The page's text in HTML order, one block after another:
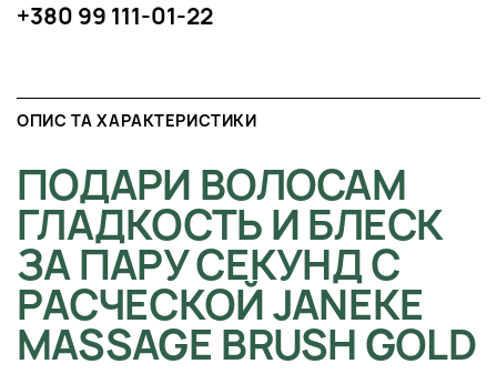
+380 99 111-01-22
ОПИС ТА ХАРАКТЕРИСТИКИ
ПОДАРИ ВОЛОСАМ
ГЛАДКОСТЬ И БЛЕСК
ЗА ПАРУ СЕКУНД С
РАСЧЕСКОЙ JANEKE
MASSAGE BRUSH GOLD